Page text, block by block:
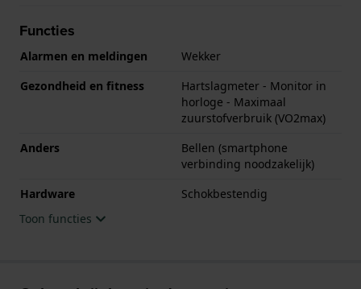
Functies
Alarmen en meldingen
Wekker
Gezondheid en fitness
Hartslagmeter - Monitor in
horloge - Maximaal
zuurstofverbruik (VO2max)
Anders
Bellen (smartphone
verbinding noodzakelijk)
Hardware
Schokbestendig
Toon functies